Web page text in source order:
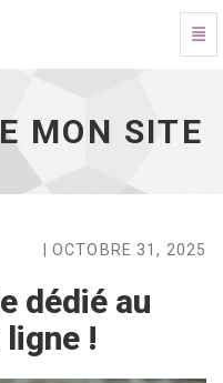
à l'accueil
MON SITE
| OCTOBRE 31, 2025
dédié au
ligne !